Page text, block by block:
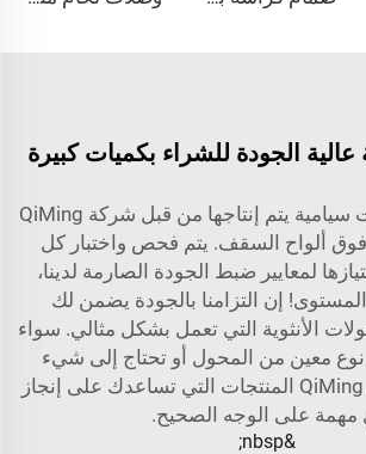
الجودة للشراء بكميات كبيرة
أفضل نوعية وصلات سيامية يتم إنتاجها من قبل شركة QiMing
فوق ألواح السقف. يتم فحص واختبار كل
لمعايير ضبط الجودة الصارمة لدينا،
المستوى! إن التزامنا بالجودة يضمن لك
الأنثوية التي تعمل بشكل مثالي. سواء
معين من المحول أو تحتاج إلى شيء
مخصص، فإن لدى QiMing المنتجات التي تساعدك على إنجاز
مهمة على الوجه الصحيح.
&nbsp;